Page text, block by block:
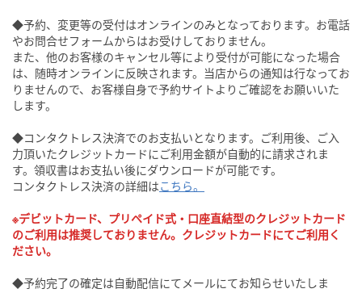
◆予約、変更等の受付はオンラインのみとなっております。お電話
やお問合せフォームからはお受けしておりません。
また、他のお客様のキャンセル等により受付が可能になった場合
は、随時オンラインに反映されます。当店からの通知は行なってお
りませんので、お客様自身で予約サイトよりご確認をお願いいた
します。
◆コンタクトレス決済でのお支払いとなります。ご利用後、ご入
力頂いたクレジットカードにご利用金額が自動的に請求されま
す。領収書はお支払い後にダウンロードが可能です。
コンタクトレス決済の詳細はこちら。
※デビットカード、プリペイド式・口座直結型のクレジットカード
のご利用は推奨しておりません。クレジットカードにてご利用く
ださい。
◆予約完了の確定は自動配信にてメールにてお知らせいたしま